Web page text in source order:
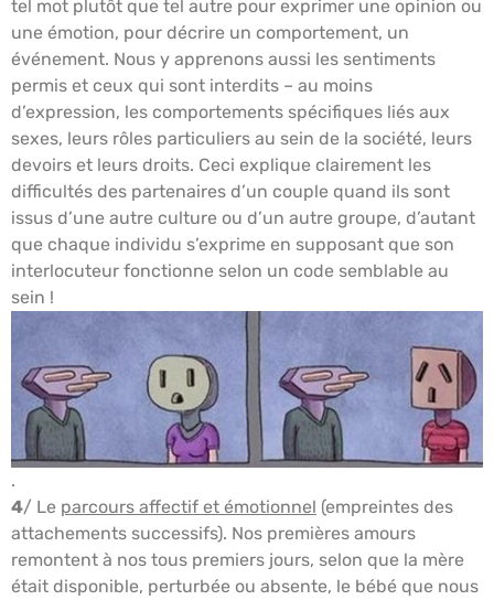
tel mot plutôt que tel autre pour exprimer une opinion ou
une émotion, pour décrire un comportement, un
événement. Nous y apprenons aussi les sentiments
permis et ceux qui sont interdits – au moins
d’expression, les comportements spécifiques liés aux
sexes, leurs rôles particuliers au sein de la société, leurs
devoirs et leurs droits. Ceci explique clairement les
difficultés des partenaires d’un couple quand ils sont
issus d’une autre culture ou d’un autre groupe, d’autant
que chaque individu s’exprime en supposant que son
interlocuteur fonctionne selon un code semblable au
sein !
.
4/ Le parcours affectif et émotionnel (empreintes des
attachements successifs). Nos premières amours
remontent à nos tous premiers jours, selon que la mère
était disponible, perturbée ou absente, le bébé que nous